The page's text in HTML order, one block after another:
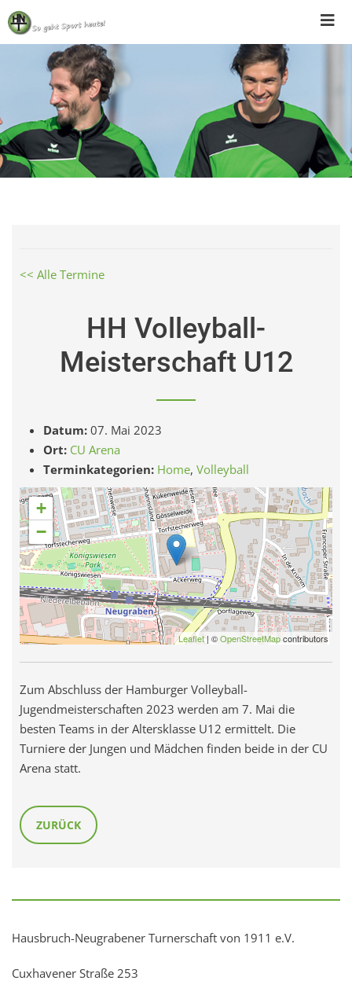
Skip
to
content
<< Alle Termine
HH Volleyball-
Meisterschaft U12
Datum: 07. Mai 2023
Ort: CU Arena
Terminkategorien: Home, Volleyball
+
−
Leaflet| ©OpenStreetMapcontributors
Zum Abschluss der Hamburger Volleyball-
Jugendmeisterschaften 2023 werden am 7. Mai die
besten Teams in der Altersklasse U12 ermittelt. Die
Turniere der Jungen und Mädchen finden beide in der CU
Arena statt.
ZURÜCK
Hausbruch-Neugrabener Turnerschaft von 1911 e.V.
Cuxhavener Straße 253